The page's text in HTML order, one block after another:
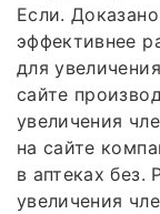
Если.
эффективнее
для
сайте
увеличения
на сайте
в аптеках без.
увеличения